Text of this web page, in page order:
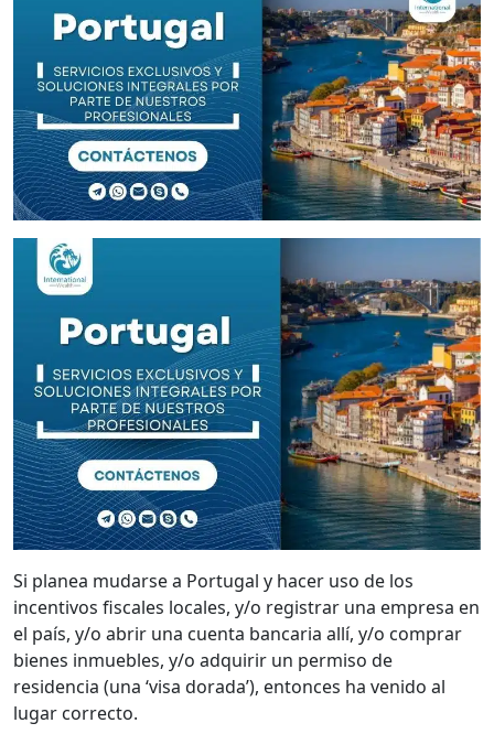
Si planea mudarse a Portugal y hacer uso de los
incentivos fiscales locales, y/o registrar una empresa en
el país, y/o abrir una cuenta bancaria allí, y/o comprar
bienes inmuebles, y/o adquirir un permiso de
residencia (una ‘visa dorada’), entonces ha venido al
lugar correcto.